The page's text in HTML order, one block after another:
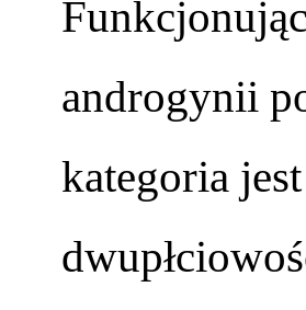
androgynii
kategoria